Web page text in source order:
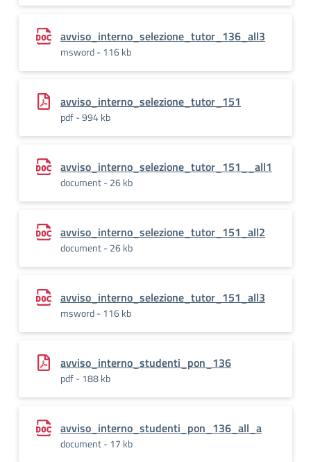
avviso_interno_selezione_tutor_136_all3
msword - 116 kb
avviso_interno_selezione_tutor_151
pdf - 994 kb
avviso_interno_selezione_tutor_151__all1
document - 26 kb
avviso_interno_selezione_tutor_151_all2
document - 26 kb
avviso_interno_selezione_tutor_151_all3
msword - 116 kb
avviso_interno_studenti_pon_136
pdf - 188 kb
avviso_interno_studenti_pon_136_all_a
document - 17 kb